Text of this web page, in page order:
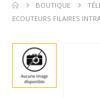
BOUTIQUE
ECOUTEURS FILAIRES